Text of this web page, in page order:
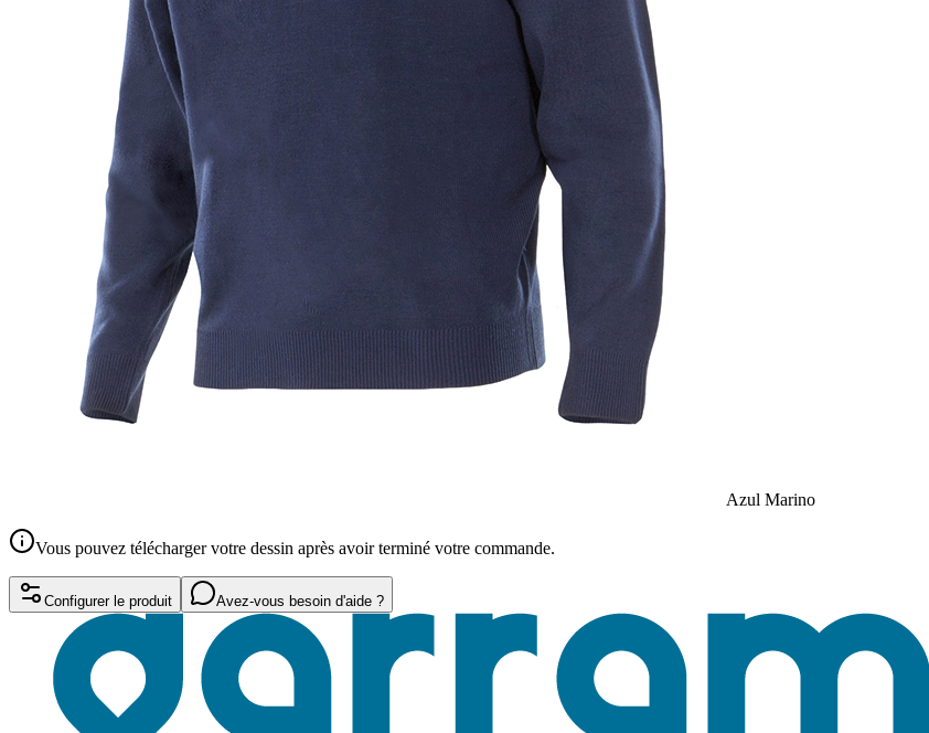
Azul Marino
Vous pouvez télécharger votre dessin après avoir terminé votre commande.
Configurer le produit Avez-vous besoin d'aide ?